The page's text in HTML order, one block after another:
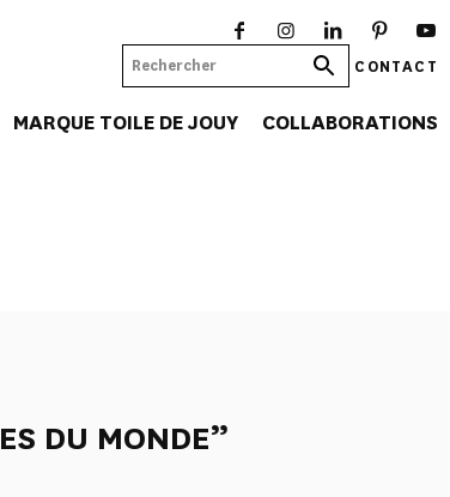
CONTACT
MARQUE TOILE DE JOUY COLLABORATIONS
DU MONDE”